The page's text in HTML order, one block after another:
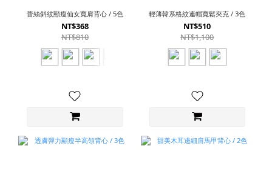
蕾絲斜紋顯瘦仙女寬肩背心 / 5色
NT$368
NT$810
輕薄韓系格紋連帽寬鬆夾克 / 3色
NT$510
NT$1,100